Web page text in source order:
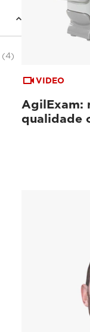
(4)
VIDEO
AgilExam:
qualidade